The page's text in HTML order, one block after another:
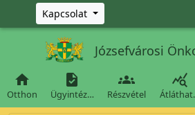
Ugrás a fő tartalomra
Kapcsolat
Józsefvárosi

Otthon

Ügyintéz…

Részvétel
